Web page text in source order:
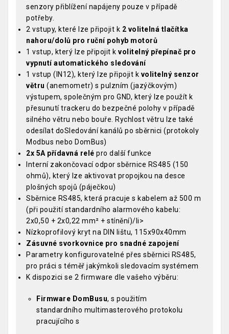
senzory přiblížení napájeny pouze v případě
potřeby.
2 vstupy, které lze připojit k 2 volitelná tlačítka
nahoru/dolů pro ruční pohyb motorů
1 vstup, který lze připojit k volitelný přepínač pro
vypnutí automatického sledování
1 vstup (IN12), který lze připojit k volitelný senzor
větru (anemometr) s pulzním (jazýčkovým)
výstupem, společným pro GND, který lze použít k
přesunutí trackeru do bezpečné polohy v případě
silného větru nebo bouře. Rychlost větru lze také
odesílat doSledování kanálů po sběrnici (protokoly
Modbus nebo DomBus)
2x 5A přídavná relé pro další funkce
Interní zakončovací odpor sběrnice RS485 (150
ohmů), který lze aktivovat propojkou na desce
plošných spojů (páječkou)
Sběrnice RS485, která pracuje s kabelem až 500 m
(při použití standardního alarmového kabelu:
2x0,50 + 2x0,22 mm² + stínění)/li>
Nízkoprofilový kryt na DIN lištu, 115x90x40mm
Zásuvné svorkovnice pro snadné zapojení
Parametry konfigurovatelné přes sběrnici RS485,
pro práci s téměř jakýmkoli sledovacím systémem
K dispozici se 2 firmware dle vašeho výběru:
Firmware DomBusu, s použitím
standardního multimasterového protokolu
pracujícího s